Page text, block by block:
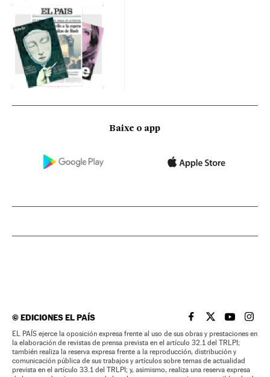
Baixe o app
©EDICIONES EL PAÍS EL PAÍS BRASIL EN
EL PAÍSEL PAÍS
EL
EL PAÍS ejerce la oposición expresa frente al uso de sus obras y prestaciones en
la elaboración de revistas de prensa prevista en el artículo 32.1 del TRLPI;
también realiza la reserva expresa frente a la reproducción, distribución y
comunicación pública de sus trabajos y artículos sobre temas de actualidad
prevista en el artículo 33.1 del TRLPI; y, asimismo, realiza una reserva expresa